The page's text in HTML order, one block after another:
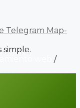
Telegram Map-
simple.
/